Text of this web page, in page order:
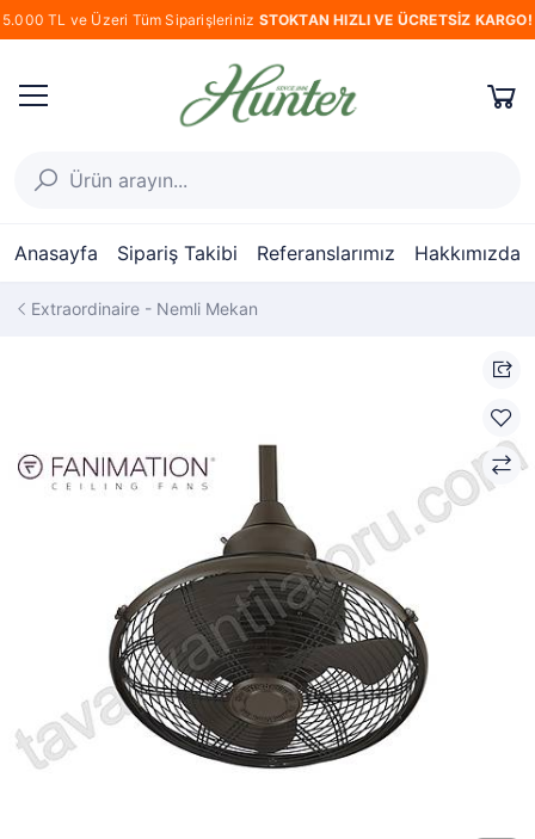
5.000 TL ve Üzeri Tüm Siparişleriniz STOKTAN HIZLI VE ÜCRETSİZ KARGO!
Anasayfa Sipariş Takibi Referanslarımız Hakkımızda
Extraordinaire - Nemli Mekan